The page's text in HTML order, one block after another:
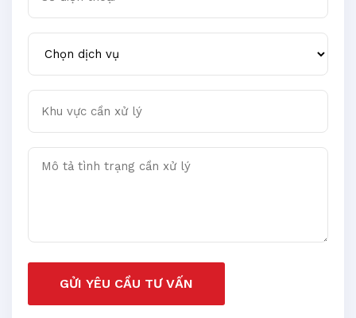
Chọn dịch vụ
Khu vực cần xử lý
Mô tả tình trạng cần xử lý
GỬI YÊU CẦU TƯ VẤN